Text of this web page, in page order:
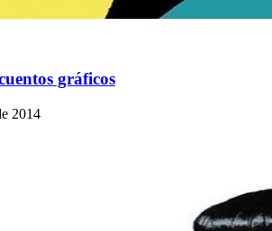
gráficos
2014